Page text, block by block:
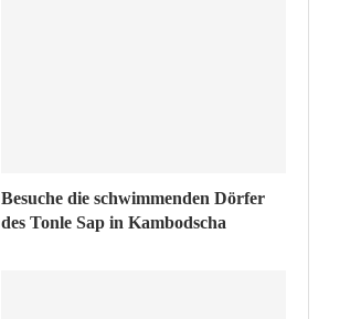
Besuche die schwimmenden Dörfer
des Tonle Sap in Kambodscha